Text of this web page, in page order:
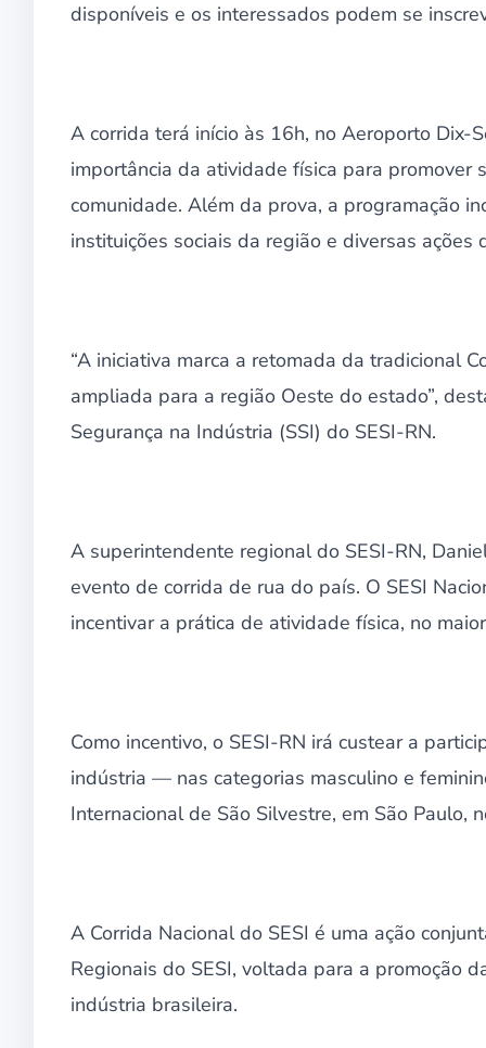
disponíveis e os interessados podem se
A corrida terá início às 16h, no Aeroporto Dix-
importância da atividade física para
comunidade. Além da prova, a programação
instituições sociais da região e diversas ações
“A iniciativa marca a retomada da tradicional
ampliada para a região Oeste do estado”,
Segurança na Indústria (SSI) do SESI-RN.
A superintendente regional do SESI-RN,
evento de corrida de rua do país. O SESI
incentivar a prática de atividade física, no
Como incentivo, o SESI-RN irá custear a
indústria — nas categorias masculino e
Internacional de São Silvestre, em São Paulo,
A Corrida Nacional do SESI é uma ação
Regionais do SESI, voltada para a promoção
indústria brasileira.